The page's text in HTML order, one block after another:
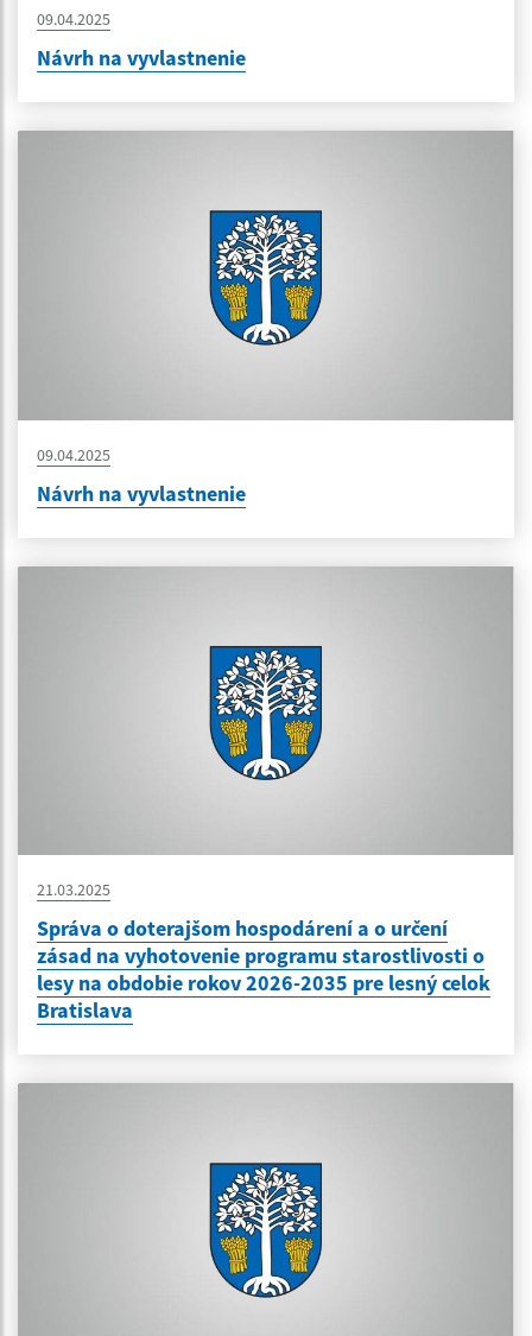
09.04.2025
Návrh na vyvlastnenie
09.04.2025
Návrh na vyvlastnenie
21.03.2025
Správa o doterajšom hospodárení a o určení
zásad na vyhotovenie programu starostlivosti o
lesy na obdobie rokov 2026-2035 pre lesný celok
Bratislava